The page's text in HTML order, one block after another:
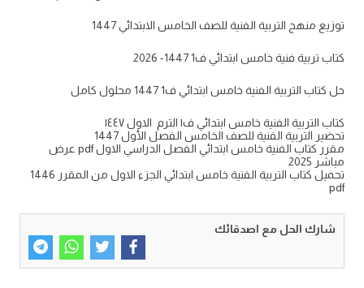
توزيع منهج التربية الفنية للصف الخامس الابتدائي 1447
كتاب تربية فنية خامس ابتدائي ف1 1447- 2026
حل كتاب التربية الفنية خامس ابتدائي ف1 1447 محلول كامل
كتاب التربية الفنية خامس ابتدائي ف١ الترم الاول ١٤٤٧
تحضير التربية الفنية للصف الخامس الفصل الأول 1447
مقرر كتاب الفنية خامس ابتدائي الفصل الدراسي الاول pdf عرض
مباشر 2025
تحميل كتاب التربية الفنية خامس ابتدائي الجزء الاول من المقرر 1446
pdf
شارك الحل مع اصدقائك